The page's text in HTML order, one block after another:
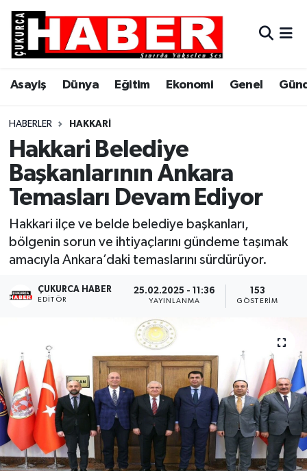
Asayiş Dünya Eğitim Ekonomi Genel
HABERLER HAKKARI
Hakkari Belediye
Başkanlarının Ankara
Temasları Devam Ediyor
Hakkari ilçe ve belde belediye başkanları,
bölgenin sorun ve ihtiyaçlarını gündeme taşımak
amacıyla Ankara’daki temaslarını sürdürüyor.
ÇUKURCA HABER
EDITÖR
25.02.2025 - 11:36
YAYINLANMA
153
GÖSTERIM
Asayiş
Dünya
Eğitim
Ekonomi
Genel
Gündem
Hakkari
Siyaset
Teknoloji
Yaşam
Hava Durumu
Trafik Durumu
Süper Lig Puan Durumu ve Fikstür
Tüm Manşetler
Son Dakika Haberleri
Haber Arşivi